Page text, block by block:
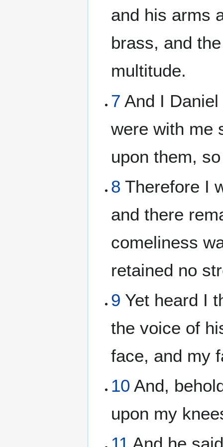
and his arms
brass, and
multitude.
7 And I
were with me
upon them,
8 Therefore I
and there
comeliness
retained no
9 Yet heard I
the voice of
face, and my
10 And,
upon my